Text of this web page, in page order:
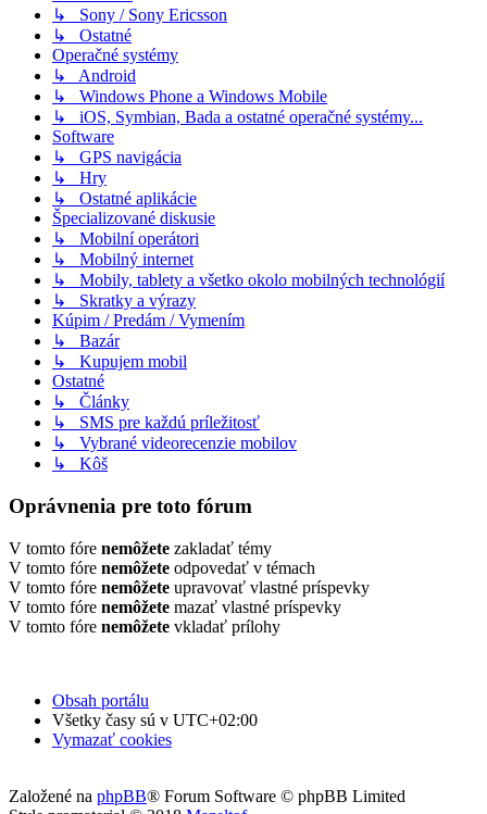
↳ Sony / Sony Ericsson
↳ Ostatné
Operačné systémy
↳ Android
↳ Windows Phone a Windows Mobile
↳ iOS, Symbian, Bada a ostatné operačné systémy...
Software
↳ GPS navigácia
↳ Hry
↳ Ostatné aplikácie
Špecializované diskusie
↳ Mobilní operátori
↳ Mobilný internet
↳ Mobily, tablety a všetko okolo mobilných technológií
↳ Skratky a výrazy
Kúpim / Predám / Vymením
↳ Bazár
↳ Kupujem mobil
Ostatné
↳ Články
↳ SMS pre každú príležitosť
↳ Vybrané videorecenzie mobilov
↳ Kôš
Oprávnenia pre toto fórum
V tomto fóre nemôžete zakladať témy
V tomto fóre nemôžete odpovedať v témach
V tomto fóre nemôžete upravovať vlastné príspevky
V tomto fóre nemôžete mazať vlastné príspevky
V tomto fóre nemôžete vkladať prílohy
Obsah portálu
Všetky časy sú v UTC+02:00
Vymazať cookies
Založené na phpBB® Forum Software © phpBB Limited